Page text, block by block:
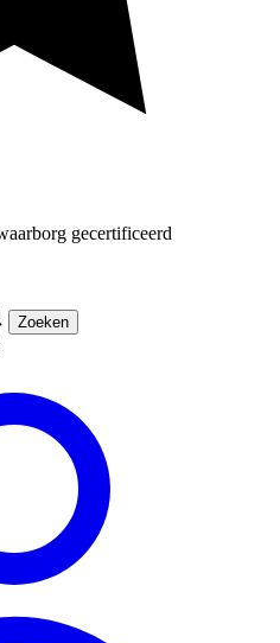
gecertificeerd
Zoeken